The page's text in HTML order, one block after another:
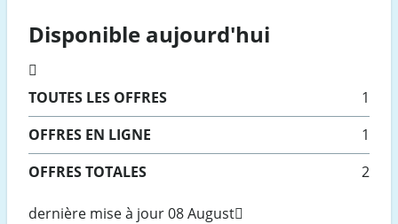
Disponible aujourd'hui
TOUTES LES OFFRES
1
OFFRES EN LIGNE
1
OFFRES TOTALES
2
dernière mise à jour 08 August